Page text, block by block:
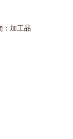
：加工品